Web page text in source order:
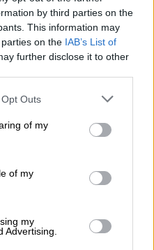
by third parties on the
This information may
on the IAB’s List of
further disclose it to other
Outs
of my
of my
my
Advertising.
debe
derecha no
algo más que unos
El voto de los
radicales de Vox,
tres formaciones